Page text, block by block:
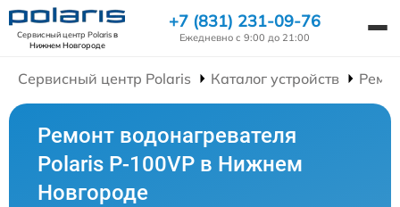
Сервисный центр Polarisв
Нижнем Новгороде
+7 (831) 231-09-76
Ежедневно с 9:00 до 21:00
Сервисный центр Polaris Каталог устройств
Ремонт водонагревателя
Polaris P-100VP в Нижнем
Новгороде